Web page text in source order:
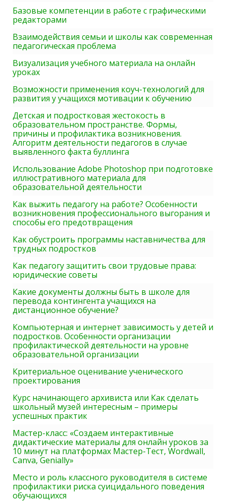
Базовые компетенции в работе с графическими
редакторами
Взаимодействия семьи и школы как современная
педагогическая проблема
Визуализация учебного материала на онлайн
уроках
Возможности применения коуч-технологий для
развития у учащихся мотивации к обучению
Детская и подростковая жестокость в
образовательном пространстве. Формы,
причины и профилактика возникновения.
Алгоритм деятельности педагогов в случае
выявленного факта буллинга
Использование Adobe Photoshop при подготовке
иллюстративного материала для
образовательной деятельности
Как выжить педагогу на работе? Особенности
возникновения профессионального выгорания и
способы его предотвращения
Как обустроить программы наставничества для
трудных подростков
Как педагогу защитить свои трудовые права:
юридические советы
Какие документы должны быть в школе для
перевода контингента учащихся на
дистанционное обучение?
Компьютерная и интернет зависимость у детей и
подростков. Особенности организации
профилактической деятельности на уровне
образовательной организации
Критериальное оценивание ученического
проектирования
Курс начинающего архивиста или Как сделать
школьный музей интересным – примеры
успешных практик
Мастер-класс: «Создаем интерактивные
дидактические материалы для онлайн уроков за
10 минут на платформах Мастер-Тест, Wordwall,
Canva, Genially»
Место и роль классного руководителя в системе
профилактики риска суицидального поведения
обучающихся